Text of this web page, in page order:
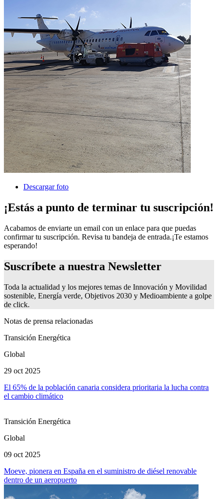
Descargar foto
¡Estás a punto de terminar tu suscripción!
Acabamos de enviarte un email con un enlace para que puedas
confirmar tu suscripción. Revisa tu bandeja de entrada.¡Te estamos
esperando!
Suscríbete a nuestra Newsletter
Toda la actualidad y los mejores temas de Innovación y Movilidad
sostenible, Energía verde, Objetivos 2030 y Medioambiente a golpe
de click.
Notas de prensa relacionadas
Transición Energética
Global
29 oct 2025
El 65% de la población canaria considera prioritaria la lucha contra
el cambio climático
Transición Energética
Global
09 oct 2025
Moeve, pionera en España en el suministro de diésel renovable
dentro de un aeropuerto